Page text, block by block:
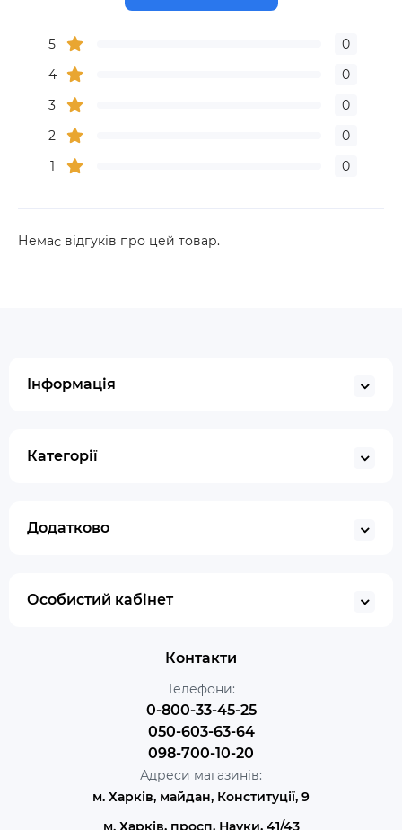
5
0
4
0
3
0
2
0
1
0
Немає відгуків про цей товар.
Інформація
Категорії
Додатково
Особистий кабінет
Контакти
Телефони:
0-800-33-45-25
050-603-63-64
098-700-10-20
Адреси магазинів:
м. Харків, майдан, Конституції, 9